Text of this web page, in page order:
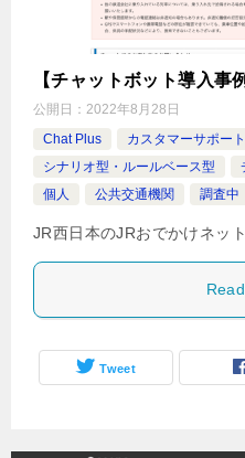
【チャットボット導入事
公開日： 2022年8月28日
Chat Plus
カスタマーサポー
シナリオ型・ルールベース型
個人
公共交通機関 調査中
JR西日本のJRおでかけネッ
Tweet